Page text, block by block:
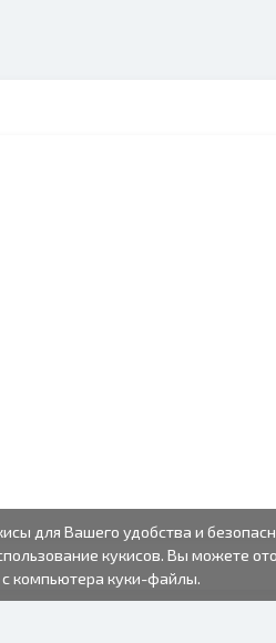
для Вашего удобства и
кукисов. Вы можете
компьютера куки-файлы.